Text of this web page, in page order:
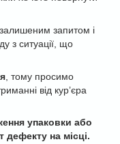
запитом і
з ситуації, що
, тому просимо
від кур’єра
упаковки або
на місці.